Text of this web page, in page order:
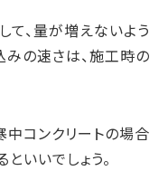
て、量が増えないよう
みの速さは、施工時の
中コンクリートの場合
いいでしょう。